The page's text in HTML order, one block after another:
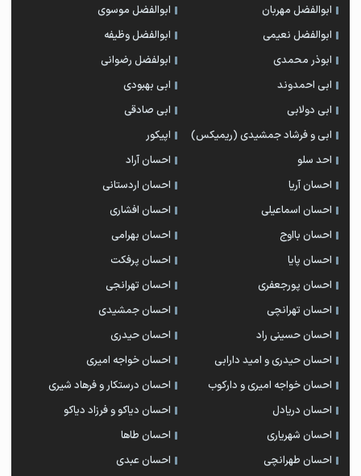
ابوالفضل مهربان
ابوالفضل موسوی
ابوالفضل نعیمی
ابوالفضل وظیفه
ابوذر محمدی
ابولفضل رضوانی
ابی احمدوند
ابی بهبودی
ابی دولابی
ابی صادقی
ابی و فرشاد جمشیدی (ریمیکس)
اپیکور
احد سلو
احسان آراد
احسان آریا
احسان اردستانی
احسان اسماعیلی
احسان افشاری
احسان بااوج
احسان بهرامی
احسان پایا
احسان پرفکت
احسان پورجعفری
احسان تهرانجی
احسان تهرانچی
احسان جمشیدی
احسان حسینی راد
احسان حیدری
احسان حیدری و امید دارابی
احسان خواجه امیری
احسان خواجه امیری و دارکوب
احسان درستكار و فرهاد شيرى
احسان دریادل
احسان دیاکو و فرزاد دیاکو
احسان شهریاری
احسان طاها
احسان طهرانچی
احسان عبدی